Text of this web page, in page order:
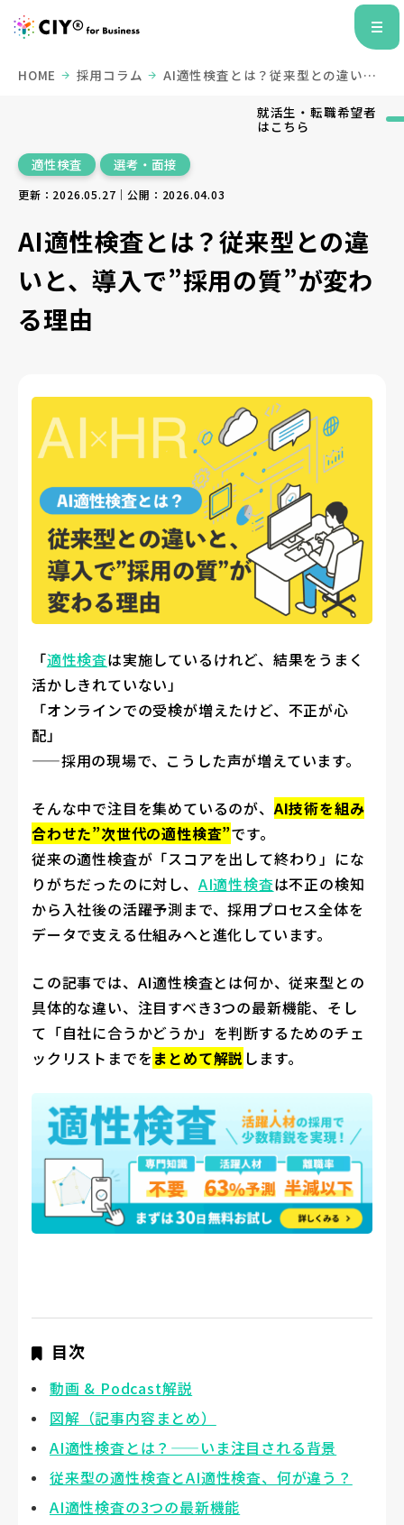
HOME 採用コラム
AI適性検査とは？従来型との違い
就活生・転職希望者
はこちら
適性検査 選考・面接
更新：2026.05.27｜公開：2026.04.03
AI適性検査とは？従来型との違
いと、導入で”採用の質”が変わ
る理由
「適性検査は実施しているけれど、結果をうまく
活かしきれていない」
「オンラインでの受検が増えたけど、不正が心
配」
——採用の現場で、こうした声が増えています。
そんな中で注目を集めているのが、AI技術を組み
合わせた”次世代の適性検査”です。
従来の適性検査が「スコアを出して終わり」にな
りがちだったのに対し、 AI適性検査は不正の検知
から入社後の活躍予測まで、採用プロセス全体を
データで支える仕組みへと進化しています。
この記事では、AI適性検査とは何か、従来型との
具体的な違い、注目すべき3つの最新機能、そし
て「自社に合うかどうか」を判断するためのチェ
ックリストまでを まとめて解説 します。
目次
動画 & Podcast解説
図解（記事内容まとめ）
AI適性検査とは？——いま注目される背景
従来型の適性検査とAI適性検査、何が違う？
AI適性検査の3つの最新機能